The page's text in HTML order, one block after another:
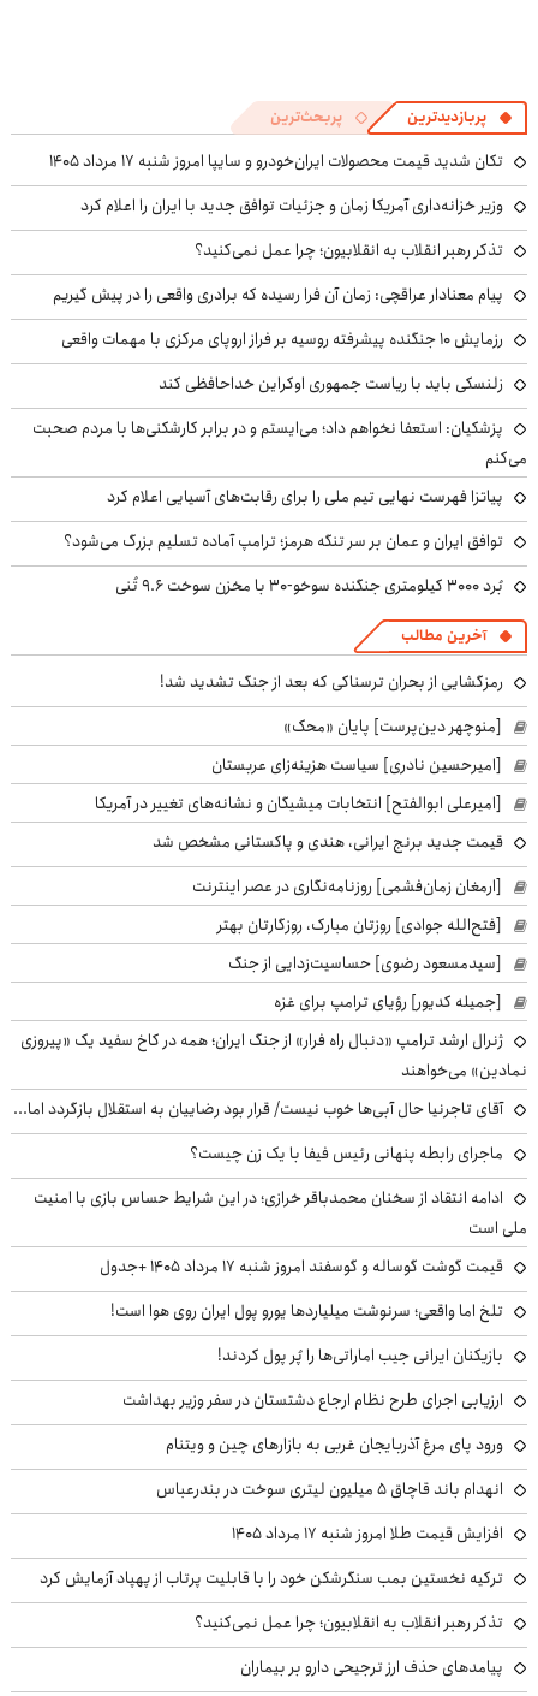
پربازدیدترین پربحث‌ترین
تکان شدید قیمت محصولات ایران‌خودرو و سایپا امروز شنبه ۱۷ مرداد ۱۴۰۵
وزیر خزانه‌داری آمریکا زمان و جزئیات توافق جدید با ایران را اعلام کرد
تذکر رهبر انقلاب به انقلابیون؛ چرا عمل نمی‌کنید؟
پیام معنادار عراقچی: زمان آن فرا رسیده که برادری واقعی را در پیش گیریم
رزمایش ۱۰ جنگنده پیشرفته روسیه بر فراز اروپای مرکزی با مهمات واقعی
زلنسکی باید با ریاست جمهوری اوکراین خداحافظی کند
پزشکیان: استعفا نخواهم داد؛ می‌ایستم و در برابر کارشکنی‌ها با مردم صحبت
می‌کنم
پیاتزا فهرست نهایی تیم ملی را برای رقابت‌های آسیایی اعلام کرد
توافق ایران و عمان بر سر تنگه هرمز؛ ترامپ آماده تسلیم بزرگ می‌شود؟
بُرد ۳۰۰۰ کیلومتری جنگنده سوخو-۳۰ با مخزن سوخت ۹.۶ تُنی
آخرین مطالب
رمزگشایی از بحران ترسناکی که بعد از جنگ تشدید شد!
[منوچهر دین‌پرست] پایان «محک»
[امیرحسین نادری] سیاست هزینه‌زای عربستان
[امیرعلی ابوالفتح] انتخابات میشیگان و نشانه‌های تغییر در آمریکا
قیمت جدید برنج ایرانی، هندی و پاکستانی مشخص شد
[ارمغان زمان‌فشمی] روزنامه‌نگاری در عصر اینترنت
[فتح‌الله جوادی] روزتان مبارک، روزگارتان بهتر
[سیدمسعود رضوی] حساسیت‌زدایی از جنگ
[جمیله کدیور] رؤیای ترامپ برای غزه
ژنرال ارشد ترامپ «دنبال راه فرار» از جنگ ایران؛ همه در کاخ سفید یک «پیروزی
نمادین» می‌خواهند
آقای تاجرنیا حال آبی‌ها خوب نیست/ قرار بود رضاییان به استقلال بازگردد اما...
ماجرای رابطه پنهانی رئیس فیفا با یک زن چیست؟
ادامه انتقاد از سخنان محمدباقر خرازی؛ در این شرایط حساس بازی با امنیت
ملی است
قیمت گوشت گوساله و گوسفند امروز شنبه ۱۷ مرداد ۱۴۰۵ +جدول
تلخ اما واقعی؛ سرنوشت میلیاردها یورو پول ایران روی هوا است!
بازیکنان ایرانی جیب اماراتی‌ها را پُر پول کردند!
ارزیابی اجرای طرح نظام ارجاع دشتستان در سفر وزیر بهداشت
ورود پای مرغ آذربایجان غربی به بازارهای چین و ویتنام
انهدام باند قاچاق ۵ میلیون لیتری سوخت در بندرعباس
افزایش قیمت طلا امروز شنبه ۱۷ مرداد ۱۴۰۵
ترکیه نخستین بمب سنگرشکن خود را با قابلیت پرتاب از پهپاد آزمایش کرد
تذکر رهبر انقلاب به انقلابیون؛ چرا عمل نمی‌کنید؟
پیامدهای حذف ارز ترجیحی دارو بر بیماران